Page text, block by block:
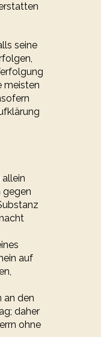
seine
meisten
gegen
auf
an den
daher
ohne